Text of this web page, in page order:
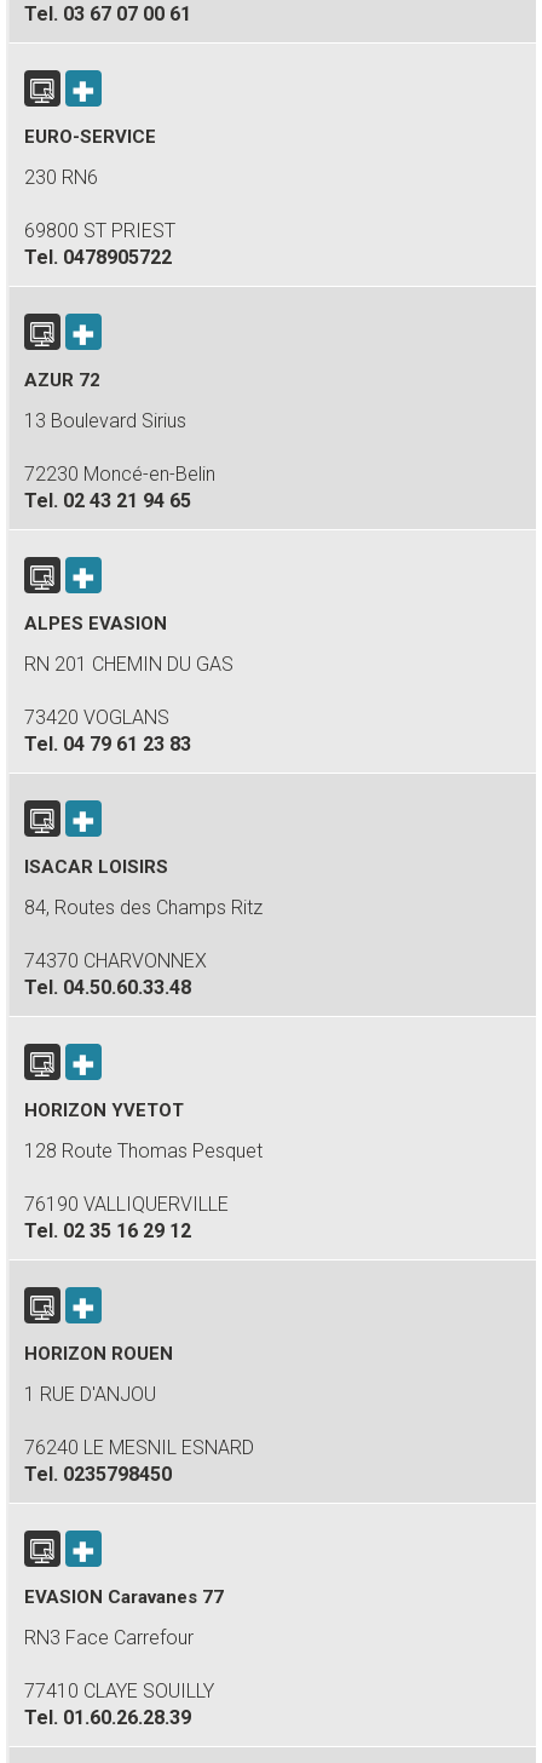
Tel. 03 67 07 00 61
EURO-SERVICE
230 RN6
69800 ST PRIEST
Tel. 0478905722
AZUR 72
13 Boulevard Sirius
72230 Moncé-en-Belin
Tel. 02 43 21 94 65
ALPES EVASION
RN 201 CHEMIN DU GAS
73420 VOGLANS
Tel. 04 79 61 23 83
ISACAR LOISIRS
84, Routes des Champs Ritz
74370 CHARVONNEX
Tel. 04.50.60.33.48
HORIZON YVETOT
128 Route Thomas Pesquet
76190 VALLIQUERVILLE
Tel. 02 35 16 29 12
HORIZON ROUEN
1 RUE D'ANJOU
76240 LE MESNIL ESNARD
Tel. 0235798450
EVASION Caravanes 77
RN3 Face Carrefour
77410 CLAYE SOUILLY
Tel. 01.60.26.28.39